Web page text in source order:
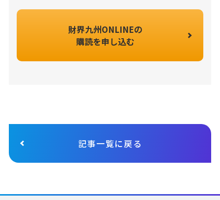
財界九州ONLINEの
購読を申し込む
記事一覧に戻る